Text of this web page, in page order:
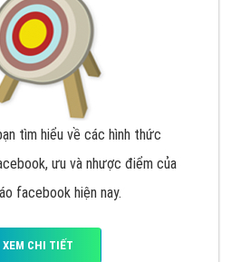
tìm hiểu về các hình thức
ưu và nhược điểm của
facebook hiện nay.
XEM CHI TIẾT